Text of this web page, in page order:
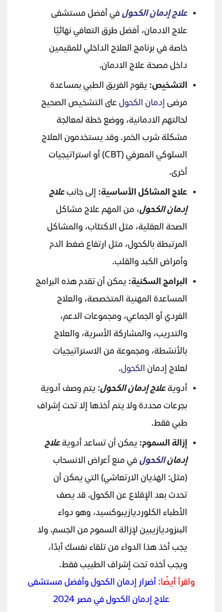
علاج إدمان الكحولفي أفضل مستشفى
علاج الادمان، أفضل طرق التعافي نهائيًا
خاصة في برنامج العلاج الداخلي للمقيمين
داخل مصحة علاج الادمان.
التشخيص: يقوم الفريق الطبي بمساعدة
مرضى إدمان الكحولعلى التشخيص الصحيح
لحالتهم الادمانية، ووضع خطة لمعالجة
مشكلة شرب الخمر. وقد يستخدمون العلاج
السلوكي المعرفي (CBT) أو استراتيجيات
أخرى.
علاج المشاكل الأساسية: إلى جانبعلاج
إدمان الكحول، من المهم علاج مشاكل
الصحة العقلية، مثل الاكتئاب، والمشاكل
المرتبطة بالكحول، مثل ارتفاع ضغط الدم
وأمراض الكبد والقلب.
البرامج السكنية: يمكن أن تقدم هذه البرامج
المساعدة المهنية المتخصصة، والعلاج
الفردي أو الجماعي، ومجموعات الدعم،
والتدريب، والمشاركة الأسرية، والعلاج
بالأنشطة، ومجموعة من الاستراتيجيات
لعلاج إدمان الكحول.
أدويةعلاج إدمان الكحول: يتم وصف أدوية
بجرعات محددة ولا يتم أخذها إلا تحت إشراف
طبي فقط.
إزالة السموم: يمكن أن تساعد أدويةعلاج
إدمانالكحولفي منع أعراض الانسحاب
(مثل: الهذيان الارتعاشي) التي يمكن أن
تحدث بعد الإقلاع عن الكحول. قد يصف
الأطباء الكلورديازيبوكسيد، وهو دواء
البنزوديازيبين لإزالة السموم من الجسم. ولا
يجب أخذ هذا الدواء من تلقاء نفسك أبدًا،
ويجب أخذه تحت إشراف الطبيب فقط.
واقرأ أيضًا: أضرار إدمان الكحول وأفضل مستشفى
علاج إدمان الكحول في مصر 2024